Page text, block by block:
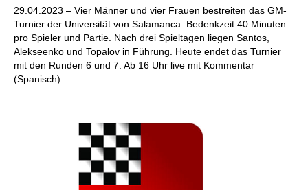
29.04.2023 – Vier Männer und vier Frauen bestreiten das GM-
Turnier der Universität von Salamanca. Bedenkzeit 40 Minuten
pro Spieler und Partie. Nach drei Spieltagen liegen Santos,
Alekseenko und Topalov in Führung. Heute endet das Turnier
mit den Runden 6 und 7. Ab 16 Uhr live mit Kommentar
(Spanisch).